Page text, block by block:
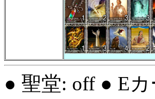
● 聖堂: off ● E